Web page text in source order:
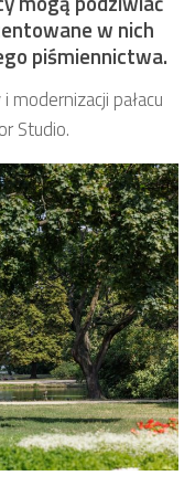
w nich
piśmiennictwa.
pałacu
Studio.